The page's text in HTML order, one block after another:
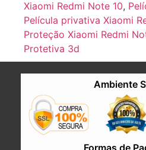
Xiaomi Redmi Note 10,
Película privativa Xiaomi
Proteção Xiaomi Redmi
Protetiva 3d
Ambiente